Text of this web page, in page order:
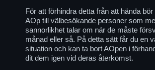
För att förhindra detta från att hända
AOp till välbesökande personer som
sannorlikhet talar om när de måste
månad eller så. På detta sätt får du en
situation och kan ta bort AOpen i
dit dem igen vid deras återkomst.